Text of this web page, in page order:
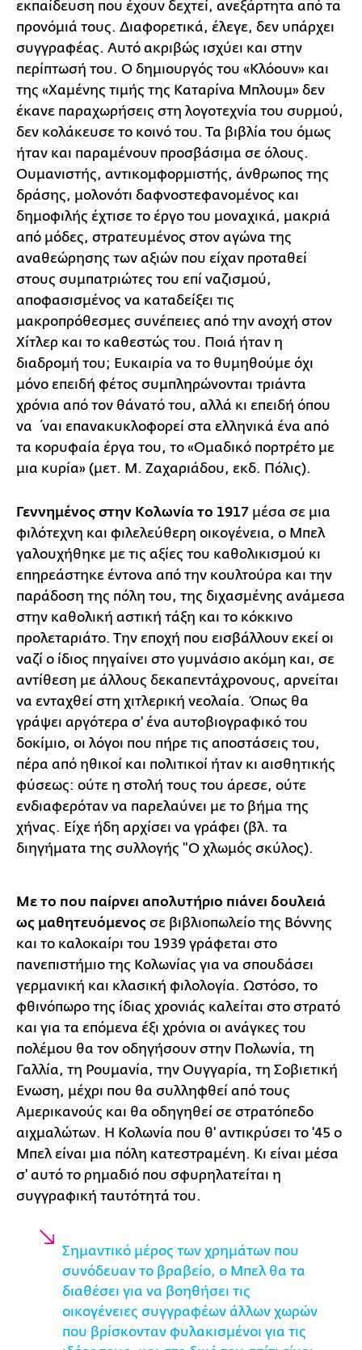
εκπαίδευση που έχουν δεχτεί, ανεξάρτητα από τα
προνόμιά τους. Διαφορετικά, έλεγε, δεν υπάρχει
συγγραφέας. Αυτό ακριβώς ισχύει και στην
περίπτωσή του. Ο δημιουργός του «Κλόουν» και
της «Χαμένης τιμής της Καταρίνα Μπλουμ» δεν
έκανε παραχωρήσεις στη λογοτεχνία του συρμού,
δεν κολάκευσε το κοινό του. Τα βιβλία του όμως
ήταν και παραμένουν προσβάσιμα σε όλους.
Ουμανιστής, αντικομφορμιστής, άνθρωπος της
δράσης, μολονότι δαφνοστεφανομένος και
δημοφιλής έχτισε το έργο του μοναχικά, μακριά
από μόδες, στρατευμένος στον αγώνα της
αναθεώρησης των αξιών που είχαν προταθεί
στους συμπατριώτες του επί ναζισμού,
αποφασισμένος να καταδείξει τις
μακροπρόθεσμες συνέπειες από την ανοχή στον
Χίτλερ και το καθεστώς του. Ποιά ήταν η
διαδρομή του; Ευκαιρία να το θυμηθούμε όχι
μόνο επειδή φέτος συμπληρώνονται τριάντα
χρόνια από τον θάνατό του, αλλά κι επειδή όπου
να ΄ναι επανακυκλοφορεί στα ελληνικά ένα από
τα κορυφαία έργα του, το «Ομαδικό πορτρέτο με
μια κυρία» (μετ. Μ. Ζαχαριάδου, εκδ. Πόλις).
Γεννημένος στην Κολωνία το 1917 μέσα σε μια
φιλότεχνη και φιλελεύθερη οικογένεια, ο Μπελ
γαλουχήθηκε με τις αξίες του καθολικισμού κι
επηρεάστηκε έντονα από την κουλτούρα και την
παράδοση της πόλη του, της διχασμένης ανάμεσα
στην καθολική αστική τάξη και το κόκκινο
προλεταριάτο. Την εποχή που εισβάλλουν εκεί οι
ναζί ο ίδιος πηγαίνει στο γυμνάσιο ακόμη και, σε
αντίθεση με άλλους δεκαπεντάχρονους, αρνείται
να ενταχθεί στη χιτλερική νεολαία. Όπως θα
γράψει αργότερα σ' ένα αυτοβιογραφικό του
δοκίμιο, οι λόγοι που πήρε τις αποστάσεις του,
πέρα από ηθικοί και πολιτικοί ήταν κι αισθητικής
φύσεως: ούτε η στολή τους του άρεσε, ούτε
ενδιαφερόταν να παρελαύνει με το βήμα της
χήνας. Είχε ήδη αρχίσει να γράφει (βλ. τα
διηγήματα της συλλογής "Ο χλωμός σκύλος).
Με το που παίρνει απολυτήριο πιάνει δουλειά
ως μαθητευόμενος σε βιβλιοπωλείο της Βόννης
και το καλοκαίρι του 1939 γράφεται στο
πανεπιστήμιο της Κολωνίας για να σπουδάσει
γερμανική και κλασική φιλολογία. Ωστόσο, το
φθινόπωρο της ίδιας χρονιάς καλείται στο στρατό
και για τα επόμενα έξι χρόνια οι ανάγκες του
πολέμου θα τον οδηγήσουν στην Πολωνία, τη
Γαλλία, τη Ρουμανία, την Ουγγαρία, τη Σοβιετική
Ενωση, μέχρι που θα συλληφθεί από τους
Αμερικανούς και θα οδηγηθεί σε στρατόπεδο
αιχμαλώτων. Η Κολωνία που θ' αντικρύσει το '45 ο
Μπελ είναι μια πόλη κατεστραμένη. Κι είναι μέσα
σ' αυτό το ρημαδιό που σφυρηλατείται η
συγγραφική ταυτότητά του.
Σημαντικό μέρος των χρημάτων που
συνόδευαν το βραβείο, ο Μπελ θα τα
διαθέσει για να βοηθήσει τις
οικογένειες συγγραφέων άλλων χωρών
που βρίσκονταν φυλακισμένοι για τις